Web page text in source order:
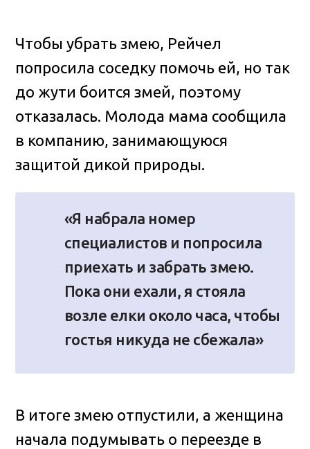
Чтобы убрать змею, Рейчел
попросила соседку помочь ей, но так
до жути боится змей, поэтому
отказалась. Молода мама сообщила
в компанию, занимающуюся
защитой дикой природы.
«Я набрала номер
специалистов и попросила
приехать и забрать змею.
Пока они ехали, я стояла
возле елки около часа, чтобы
гостья никуда не сбежала»
В итоге змею отпустили, а женщина
начала подумывать о переезде в